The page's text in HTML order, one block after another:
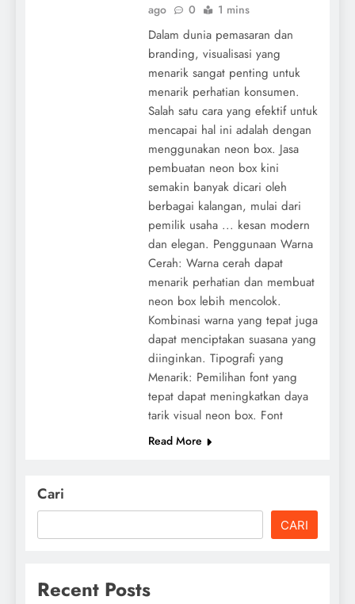
ago
0 1 mins
Dalam dunia pemasaran dan
branding, visualisasi yang
menarik sangat penting untuk
menarik perhatian konsumen.
Salah satu cara yang efektif untuk
mencapai hal ini adalah dengan
menggunakan neon box. Jasa
pembuatan neon box kini
semakin banyak dicari oleh
berbagai kalangan, mulai dari
pemilik usaha ... kesan modern
dan elegan. Penggunaan Warna
Cerah: Warna cerah dapat
menarik perhatian dan membuat
neon box lebih mencolok.
Kombinasi warna yang tepat juga
dapat menciptakan suasana yang
diinginkan. Tipografi yang
Menarik: Pemilihan font yang
tepat dapat meningkatkan daya
tarik visual neon box. Font
Read More
Cari
CARI
Recent Posts